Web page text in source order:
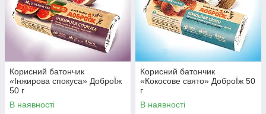
Корисний батончик
«Інжирова спокуса» ДоброЇж
50 г
В наявності
Корисний батончик
«Кокосове свято» ДоброЇж 50
г
В наявності